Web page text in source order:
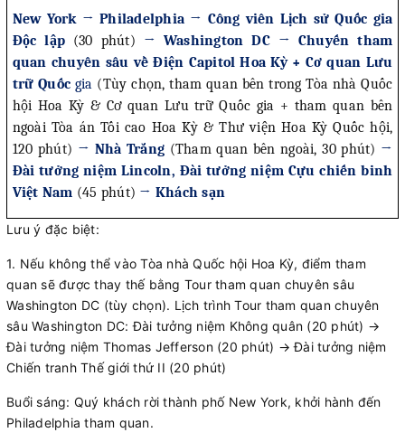
New York → Philadelphia → Công viên Lịch sử Quốc gia
Độc lập (30 phút)
→ Washington DC → Chuyến tham
quan chuyên sâu về Điện Capitol Hoa Kỳ + Cơ quan Lưu
trữ Quốc gia (Tùy chọn, tham quan bên trong Tòa nhà Quốc
hội Hoa Kỳ & Cơ quan Lưu trữ Quốc gia + tham quan bên
ngoài Tòa án Tối cao Hoa Kỳ & Thư viện Hoa Kỳ Quốc hội,
120 phút) → Nhà Trắng (Tham quan bên ngoài, 30 phút) →
Đài tưởng niệm Lincoln, Đài tưởng niệm Cựu chiến binh
Việt Nam (45 phút) → Khách sạn
Lưu ý đặc biệt:
1. Nếu không thể vào Tòa nhà Quốc hội Hoa Kỳ, điểm tham
quan sẽ được thay thế bằng Tour tham quan chuyên sâu
Washington DC (tùy chọn). Lịch trình Tour tham quan chuyên
sâu Washington DC: Đài tưởng niệm Không quân (20 phút) →
Đài tưởng niệm Thomas Jefferson (20 phút) → Đài tưởng niệm
Chiến tranh Thế giới thứ II (20 phút)
Buổi sáng: Quý khách rời thành phố New York, khởi hành đến
Philadelphia tham quan.